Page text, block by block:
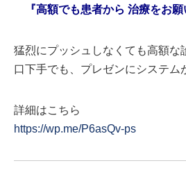
『高額でも患者から 治療をお願
猛烈にプッシュしなくても高額な
口下手でも、プレゼンにシステム
詳細はこちら
https://wp.me/P6asQv-ps